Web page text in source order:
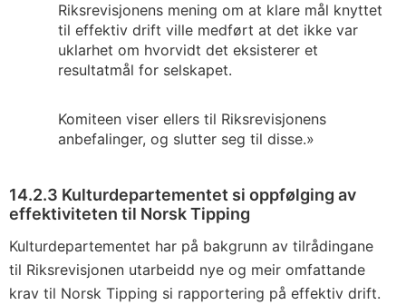
Riksrevisjonens mening om at klare mål knyttet
til effektiv drift ville medført at det ikke var
uklarhet om hvorvidt det eksisterer et
resultatmål for selskapet.
Komiteen viser ellers til Riksrevisjonens
anbefalinger, og slutter seg til disse.»
14.2.3 Kulturdepartementet si oppfølging av
effektiviteten til Norsk Tipping
Kulturdepartementet har på bakgrunn av tilrådingane
til Riksrevisjonen utarbeidd nye og meir omfattande
krav til Norsk Tipping si rapportering på effektiv drift.